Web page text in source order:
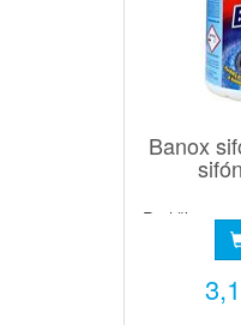
Banox
Perličky pre
zvyškov
odpady,